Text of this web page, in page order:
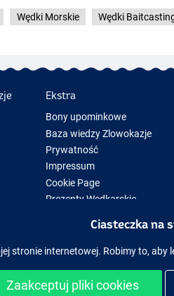
Wędki Morskie Wędki
Ekstra
Bony upominkowe
Baza wiedzy Zlowokazje
Prywatność
Impressum
Cookie Page
Prezenty Wędkarskie
Sprzęt wędkarski chwilowo
Łatwe i bezpieczne zakupy
Ciasteczka na
stronie internetowej. Robimy to, aby
Zaakceptuj pliki cookies